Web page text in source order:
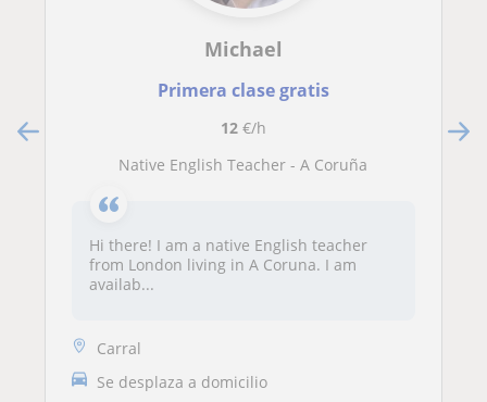
Michael
Primera clase gratis
12€/h
Native English Teacher - A Coruña
Hi there! I am a native English teacher
from London living in A Coruna. I am
availab...
Carral
Se desplaza a domicilio